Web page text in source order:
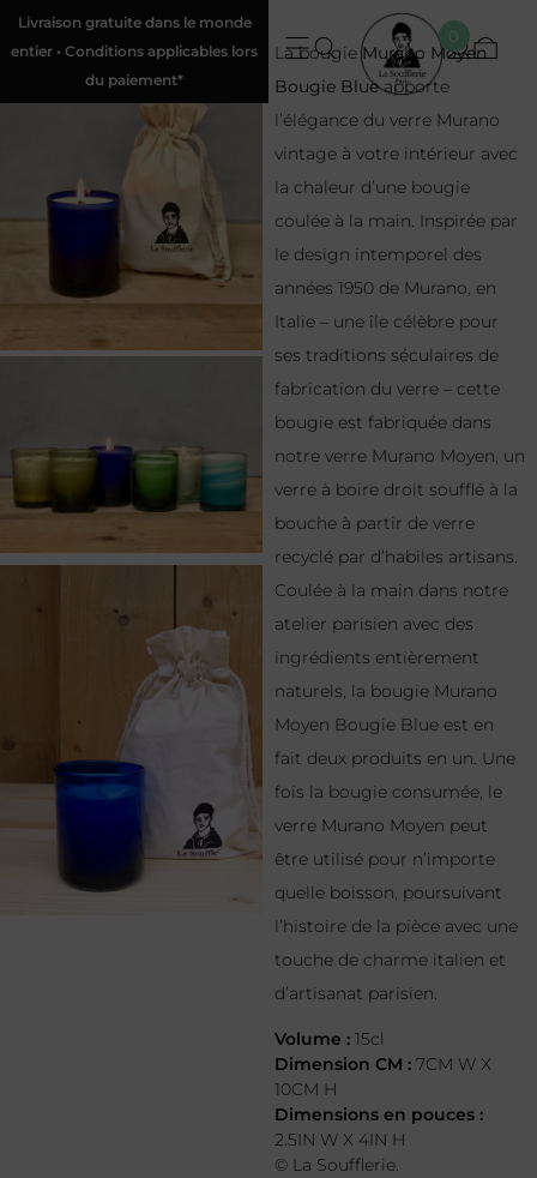
Livraison gratuite dans le monde
entier • Conditions applicables lors
du paiement*
0
La bougieMurano Moyen
Bougie Blueapporte
l’élégance du verre Murano
vintage à votre intérieur avec
la chaleur d’une bougie
coulée à la main. Inspirée par
le design intemporel des
années 1950 de Murano, en
Italie – une île célèbre pour
ses traditions séculaires de
fabrication du verre – cette
bougie est fabriquée dans
notre verre Murano Moyen, un
verre à boire droit soufflé à la
bouche à partir de verre
recyclé par d’habiles artisans.
Coulée à la main dans notre
atelier parisien avec des
ingrédients entièrement
naturels, la bougie Murano
Moyen Bougie Blue est en
fait deux produits en un. Une
fois la bougie consumée, le
verre Murano Moyen peut
être utilisé pour n’importe
quelle boisson, poursuivant
l’histoire de la pièce avec une
touche de charme italien et
d’artisanat parisien.
Volume : 15cl
Dimension CM : 7CM W X
10CM H
Dimensions en pouces :
2.5IN W X 4IN H
© La Soufflerie.